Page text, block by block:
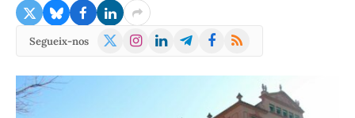
Segueix-nos
X
Instagram
LinkedInTelegramFacebook
RSS